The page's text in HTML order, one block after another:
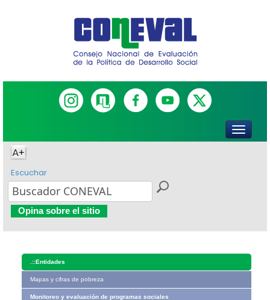
Escuchar
Opina sobre el sitio
.::Entidades
Mapas y cifras de pobreza
Monitoreo y evaluación de programas sociales